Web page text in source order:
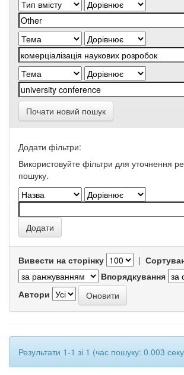
Почати новий пошук
Додати фільтри:
Використовуйте фільтри для уточнення
пошуку.
Вивести на сторінку |
Впорядкування
Автори
Результати 1-1 зі 1 (час пошуку: 0.003